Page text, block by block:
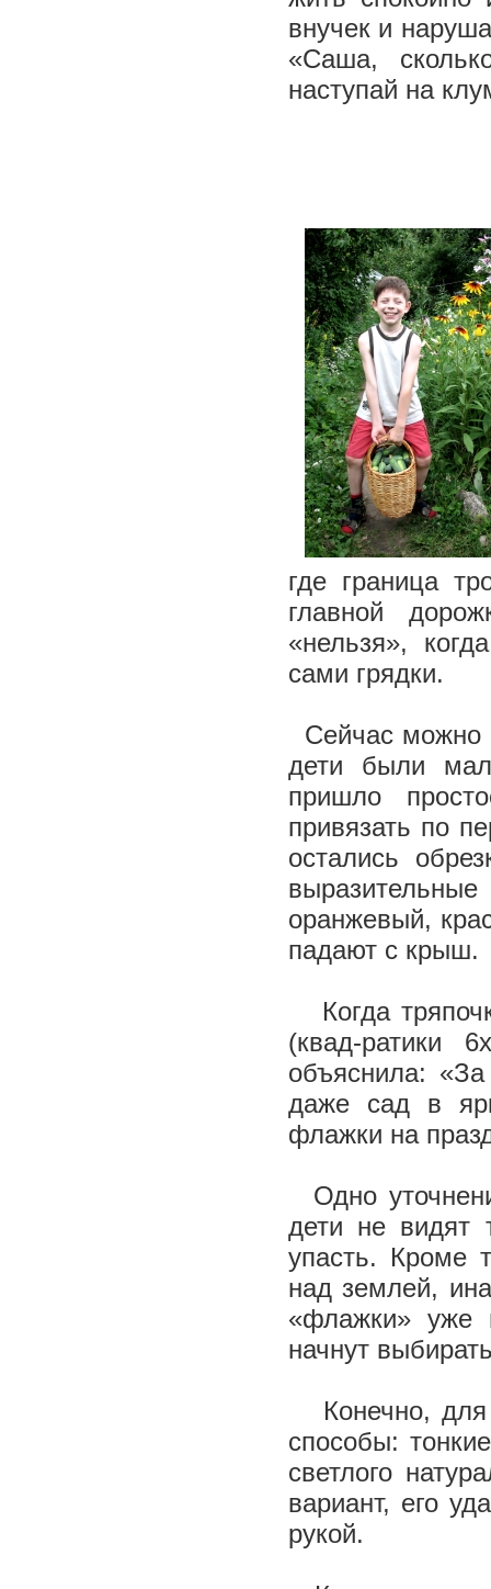
внучек и
«Саша,
наступай на
где граница
главной
«нельзя»,
сами грядки.
Сейчас можно
дети были
пришло
привязать по
остались
оранжевый,
падают с крыш.
Когда
(квад-ратики
объяснила:
даже сад в
флажки на
Одно
дети не видят
упасть. Кроме
над землей,
«флажки» уже
начнут
Конечно, для
способы:
светлого
вариант, его
рукой.